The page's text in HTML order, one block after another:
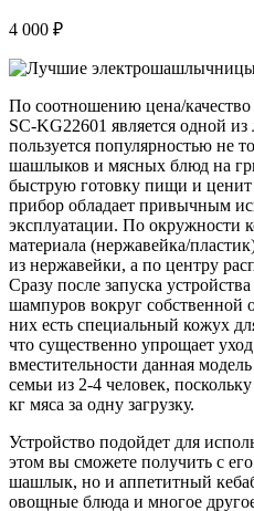
4 000 ₽
По соотношению цена/
SC-KG22601 является одной
пользуется популярностью не
шашлыков и мясных блюд на
быструю готовку пищи и
прибор обладает привычным
эксплуатации. По окружности
материала (нержавейка/
из нержавейки, а по центру
Сразу после запуска
шампуров вокруг собственной
них есть специальный кожух
что существенно упрощает
вместительности данная
семьи из 2-4 человек,
кг мяса за одну загрузку.
Устройство подойдет для
этом вы сможете получить с
шашлык, но и аппетитный
овощные блюда и многое